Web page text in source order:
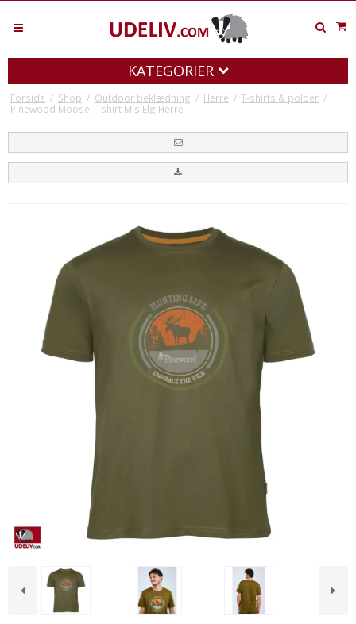
KATEGORIER
Forside / Shop / Outdoor beklædning / Herre / T-shirts & poloer /
Pinewood Moose T-shirt M's Elg Herre